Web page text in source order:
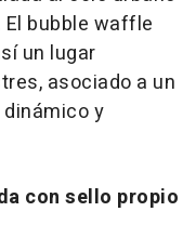
bubble waffle
un lugar
asociado a un
y
con sello propio